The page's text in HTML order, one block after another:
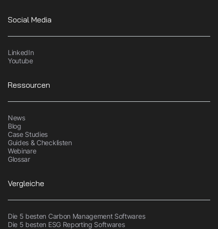
Social Media
LinkedIn
Youtube
Ressourcen
News
Blog
Case Studies
Guides & Checklisten
Webinare
Glossar
Vergleiche
Die 5 besten Carbon Management Softwares
Die 5 besten ESG Reporting Softwares